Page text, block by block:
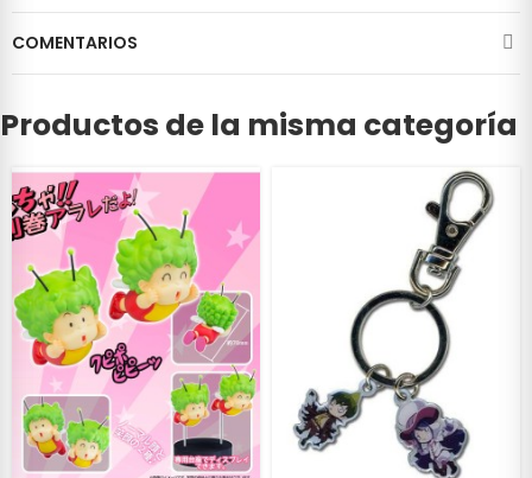
COMENTARIOS
Productos de la misma categoría